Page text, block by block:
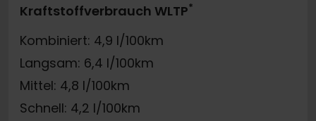
Kraftstoffverbrauch WLTP*
Kombiniert: 4,9 l/100km
Langsam: 6,4 l/100km
Mittel: 4,8 l/100km
Schnell: 4,2 l/100km